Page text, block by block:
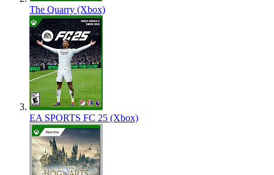
The Quarry (Xbox)
EA SPORTS FC 25 (Xbox)